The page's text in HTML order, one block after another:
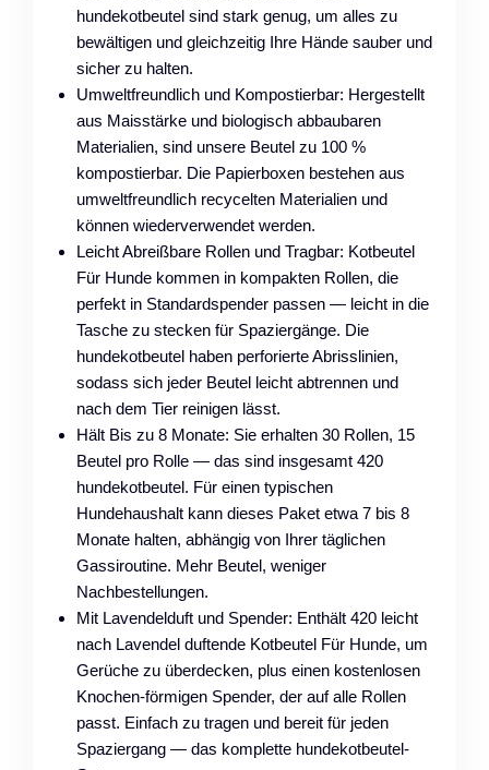
hundekotbeutel sind stark genug, um alles zu
bewältigen und gleichzeitig Ihre Hände sauber und
sicher zu halten.
Umweltfreundlich und Kompostierbar: Hergestellt
aus Maisstärke und biologisch abbaubaren
Materialien, sind unsere Beutel zu 100 %
kompostierbar. Die Papierboxen bestehen aus
umweltfreundlich recycelten Materialien und
können wiederverwendet werden.
Leicht Abreißbare Rollen und Tragbar: Kotbeutel
Für Hunde kommen in kompakten Rollen, die
perfekt in Standardspender passen — leicht in die
Tasche zu stecken für Spaziergänge. Die
hundekotbeutel haben perforierte Abrisslinien,
sodass sich jeder Beutel leicht abtrennen und
nach dem Tier reinigen lässt.
Hält Bis zu 8 Monate: Sie erhalten 30 Rollen, 15
Beutel pro Rolle — das sind insgesamt 420
hundekotbeutel. Für einen typischen
Hundehaushalt kann dieses Paket etwa 7 bis 8
Monate halten, abhängig von Ihrer täglichen
Gassiroutine. Mehr Beutel, weniger
Nachbestellungen.
Mit Lavendelduft und Spender: Enthält 420 leicht
nach Lavendel duftende Kotbeutel Für Hunde, um
Gerüche zu überdecken, plus einen kostenlosen
Knochen-förmigen Spender, der auf alle Rollen
passt. Einfach zu tragen und bereit für jeden
Spaziergang — das komplette hundekotbeutel-